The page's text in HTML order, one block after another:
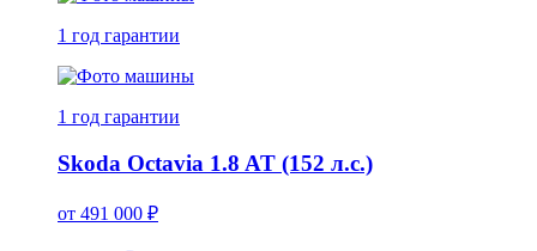
1 год гарантии
1 год гарантии
Skoda Octavia 1.8 AT (152 л.с.)
от 491 000 ₽